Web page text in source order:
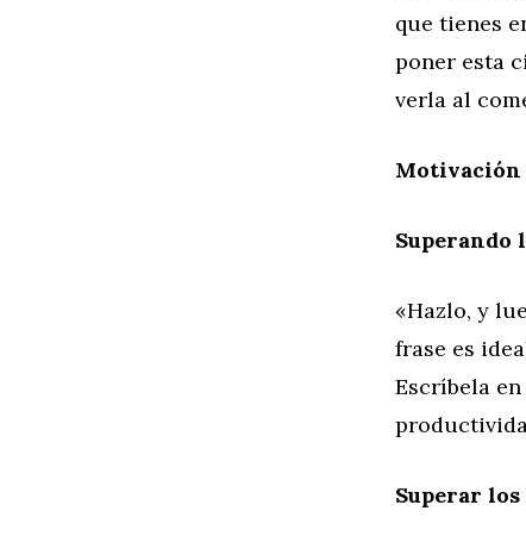
que tienes
poner esta
verla al
Motivación
Superando
«Hazlo, y
frase es
Escríbela
Superar los